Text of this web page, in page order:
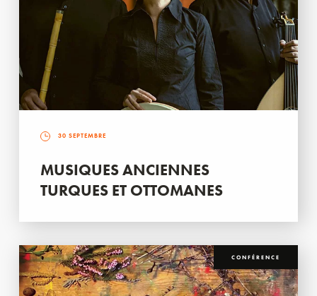
30 SEPTEMBRE
MUSIQUES ANCIENNES
TURQUES ET OTTOMANES
CONFÉRENCE